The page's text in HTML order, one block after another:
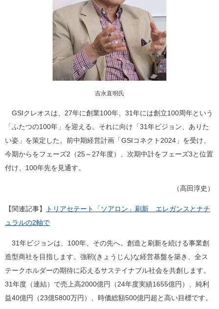
吉永直明氏
GSIクレオスは、27年に創業100年、31年には創立100周年という
「ふたつの100年」を迎える。それに向け「31年ビジョン、ありた
い姿」を策定した。前中期経営計画「GSIコネクト2024」を受け、
今期からをフェーズ2（25～27年度）、次期中計をフェーズ3と位置
付け、100年先を見通す。
（高田淳史）
【関連記事】
トリアセテート「ソアロン」刷新 エレガンスとナチ
ュラルの2軸で
31年ビジョンは、100年、その先へ。創造と刷新を続ける事業創
造型商社を目指します。強靭(きょうじん)な経営基盤を築き、全ス
テークホルダーの期待に応えるサステイナブル社会を共創します。
31年度（連結）で売上高2000億円（24年度実績1655億円）、純利
益40億円（23億5800万円）、時価総額500億円超と高い目標です。